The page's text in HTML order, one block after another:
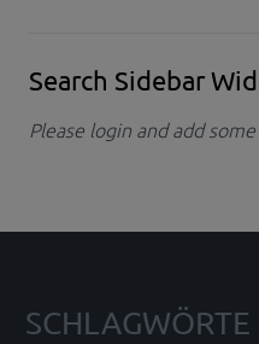
Search Sidebar
Please login and add
SCHLAGWÖRTE